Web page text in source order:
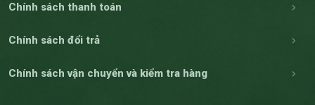
Chính sách thanh toán
Chính sách đổi trả
Chính sách vận chuyển và kiểm tra hàng